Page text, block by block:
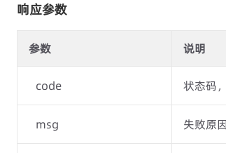
响应参数
参数 说明
code 状态码
msg 失败原